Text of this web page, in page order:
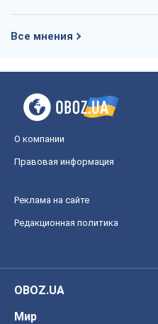
Все мнения
О компании
Правовая информация
Реклама на сайте
Редакционная политика
OBOZ.UA
Мир